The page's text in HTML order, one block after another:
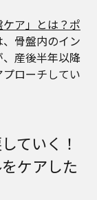
ア」とは？ポ
骨盤内のイン
産後半年以降
ローチしてい
ていく！
ケアした